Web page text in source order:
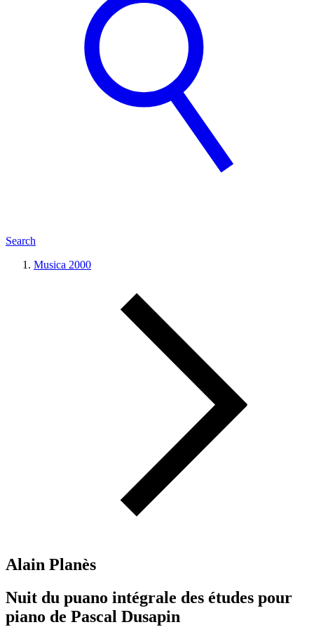
Search
Musica 2000
Alain Planès
Nuit du puano intégrale des études pour
piano de Pascal Dusapin